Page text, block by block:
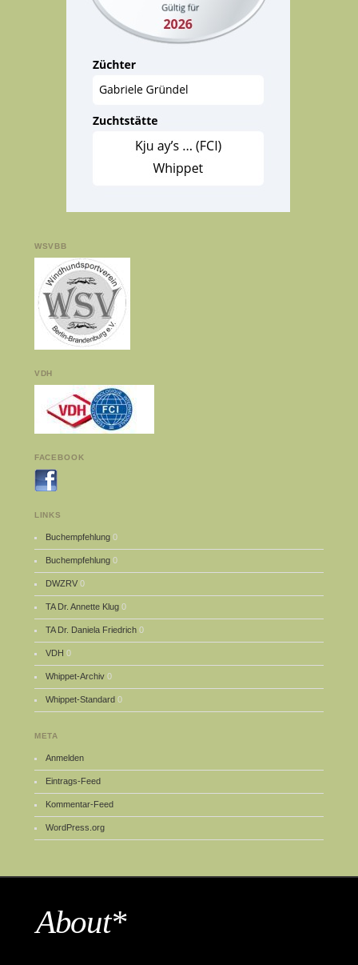
WSVBB
VDH
FACEBOOK
LINKS
Buchempfehlung 0
Buchempfehlung 0
DWZRV 0
TA Dr. Annette Klug 0
TA Dr. Daniela Friedrich 0
VDH 0
Whippet-Archiv 0
Whippet-Standard 0
META
Anmelden
Eintrags-Feed
Kommentar-Feed
WordPress.org
About*